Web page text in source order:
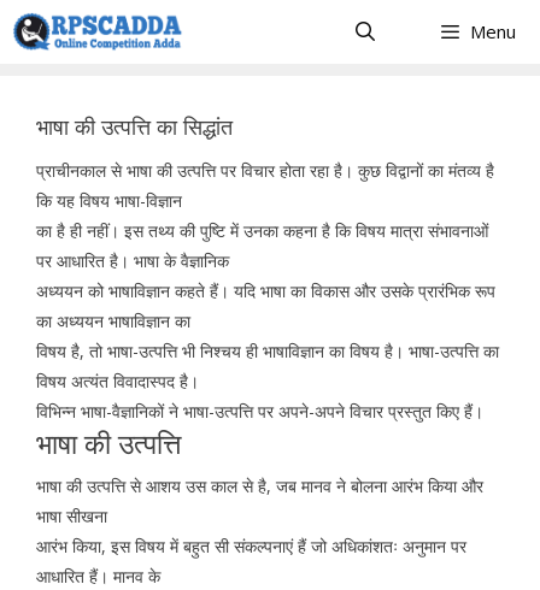
Skip
to
Menu
भाषा की उत्पत्ति का सिद्धांत
प्राचीनकाल से भाषा की उत्पत्ति पर विचार होता रहा है। कुछ विद्वानों का मंतव्य है
कि यह विषय भाषा-विज्ञान
का है ही नहीं। इस तथ्य की पुष्टि में उनका कहना है कि विषय मात्रा संभावनाओं
पर आधारित है। भाषा के वैज्ञानिक
अध्ययन को भाषाविज्ञान कहते हैं। यदि भाषा का विकास और उसके प्रारंभिक रूप
का अध्ययन भाषाविज्ञान का
विषय है, तो भाषा-उत्पत्ति भी निश्चय ही भाषाविज्ञान का विषय है। भाषा-उत्पत्ति का
विषय अत्यंत विवादास्पद है।
विभिन्न भाषा-वैज्ञानिकों ने भाषा-उत्पत्ति पर अपने-अपने विचार प्रस्तुत किए हैं।
भाषा की उत्पत्ति
भाषा की उत्पत्ति से आशय उस काल से है, जब मानव ने बोलना आरंभ किया और
भाषा सीखना
आरंभ किया, इस विषय में बहुत सी संकल्पनाएं हैं जो अधिकांशतः अनुमान पर
आधारित हैं। मानव के